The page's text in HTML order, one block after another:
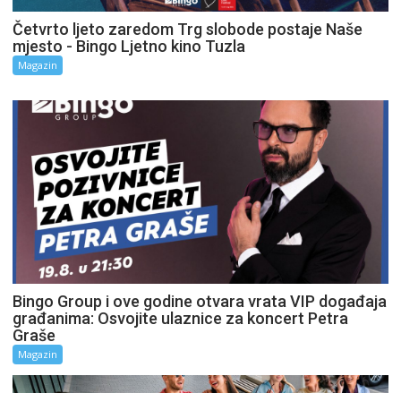
Četvrto ljeto zaredom Trg slobode postaje Naše
mjesto - Bingo Ljetno kino Tuzla
Magazin
Bingo Group i ove godine otvara vrata VIP događaja
građanima: Osvojite ulaznice za koncert Petra
Graše
Magazin